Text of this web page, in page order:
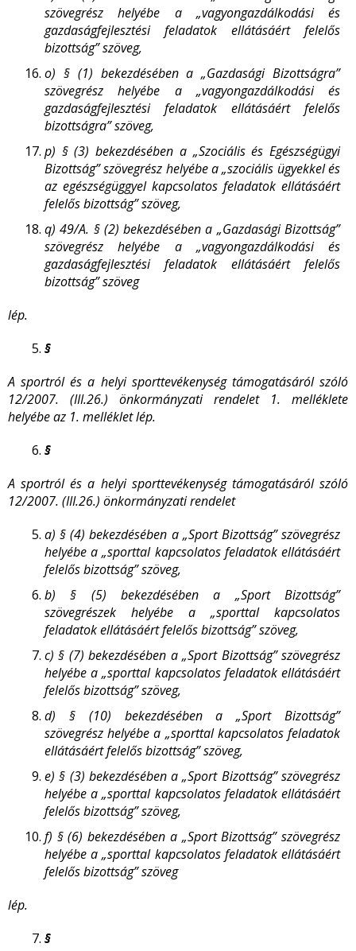
szövegrész helyébe a „vagyongazdálkodási és
gazdaságfejlesztési feladatok ellátásáért felelős
bizottság” szöveg,
o) § (1) bekezdésében a „Gazdasági Bizottságra”
szövegrész helyébe a „vagyongazdálkodási és
gazdaságfejlesztési feladatok ellátásáért felelős
bizottságra” szöveg,
p) § (3) bekezdésében a „Szociális és Egészségügyi
Bizottság” szövegrész helyébe a „szociális ügyekkel és
az egészségüggyel kapcsolatos feladatok ellátásáért
felelős bizottság” szöveg,
q) 49/A. § (2) bekezdésében a „Gazdasági Bizottság”
szövegrész helyébe a „vagyongazdálkodási és
gazdaságfejlesztési feladatok ellátásáért felelős
bizottság” szöveg
lép.
§
A sportról és a helyi sporttevékenység támogatásáról szóló
12/2007. (III.26.) önkormányzati rendelet 1. melléklete
helyébe az 1. melléklet lép.
§
A sportról és a helyi sporttevékenység támogatásáról szóló
12/2007. (III.26.) önkormányzati rendelet
a) § (4) bekezdésében a „Sport Bizottság” szövegrész
helyébe a „sporttal kapcsolatos feladatok ellátásáért
felelős bizottság” szöveg,
b) § (5) bekezdésében a „Sport Bizottság”
szövegrészek helyébe a „sporttal kapcsolatos
feladatok ellátásáért felelős bizottság” szöveg,
c) § (7) bekezdésében a „Sport Bizottság” szövegrész
helyébe a „sporttal kapcsolatos feladatok ellátásáért
felelős bizottság” szöveg,
d) § (10) bekezdésében a „Sport Bizottság”
szövegrész helyébe a „sporttal kapcsolatos feladatok
ellátásáért felelős bizottság” szöveg,
e) § (3) bekezdésében a „Sport Bizottság” szövegrész
helyébe a „sporttal kapcsolatos feladatok ellátásáért
felelős bizottság” szöveg,
f) § (6) bekezdésében a „Sport Bizottság” szövegrész
helyébe a „sporttal kapcsolatos feladatok ellátásáért
felelős bizottság” szöveg
lép.
§